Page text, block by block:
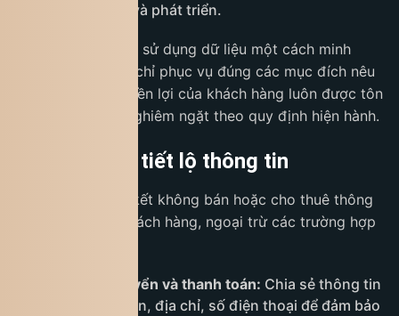
ngừng cải tiến và phát triển.
Chúng tôi cam kết sử dụng dữ liệu một cách minh
bạch, bảo mật và chỉ phục vụ đúng các mục đích nêu
trên, đảm bảo quyền lợi của khách hàng luôn được tôn
trọng và bảo vệ nghiêm ngặt theo quy định hiện hành.
5. Chia sẻ và tiết lộ thông tin
King Coffee cam kết không bán hoặc cho thuê thông
tin cá nhân của khách hàng, ngoại trừ các trường hợp
Đơn vị vận chuyển và thanh toán: Chia sẻ thông tin
cần thiết như tên, địa chỉ, số điện thoại để đảm bảo